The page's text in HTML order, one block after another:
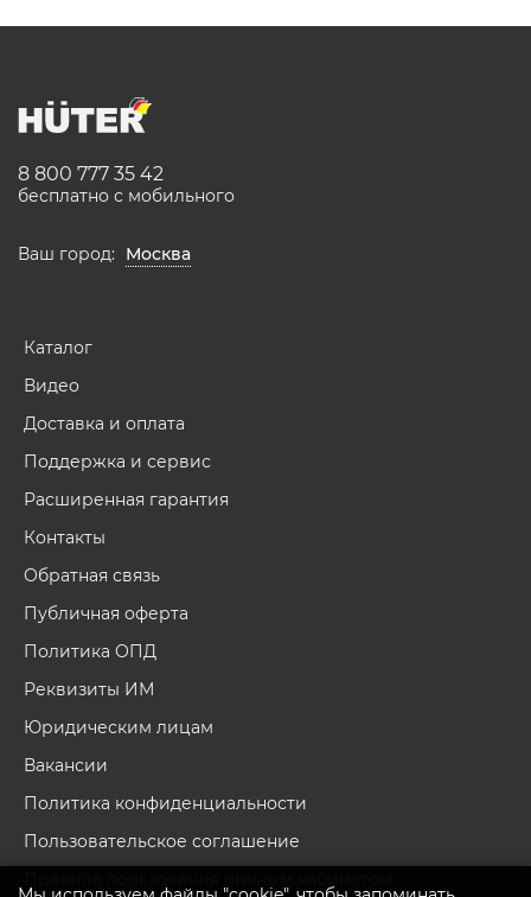
8 800 777 35 42
бесплатно с мобильного
Ваш город: Москва
Каталог
Видео
Доставка и оплата
Поддержка и сервис
Расширенная гарантия
Контакты
Обратная связь
Публичная оферта
Политика ОПД
Реквизиты ИМ
Юридическим лицам
Вакансии
Политика конфиденциальности
Пользовательское соглашение